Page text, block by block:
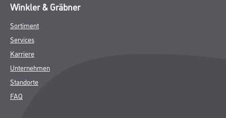
Winkler & Gräbner
Sortiment
Services
Karriere
Unternehmen
Standorte
FAQ